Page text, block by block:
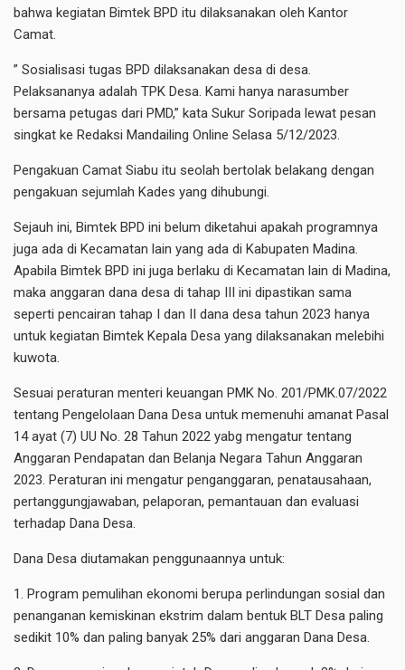
bahwa kegiatan Bimtek BPD itu dilaksanakan oleh Kantor
Camat.
” Sosialisasi tugas BPD dilaksanakan desa di desa.
Pelaksananya adalah TPK Desa. Kami hanya narasumber
bersama petugas dari PMD,” kata Sukur Soripada lewat pesan
singkat ke Redaksi Mandailing Online Selasa 5/12/2023.
Pengakuan Camat Siabu itu seolah bertolak belakang dengan
pengakuan sejumlah Kades yang dihubungi.
Sejauh ini, Bimtek BPD ini belum diketahui apakah programnya
juga ada di Kecamatan lain yang ada di Kabupaten Madina.
Apabila Bimtek BPD ini juga berlaku di Kecamatan lain di Madina,
maka anggaran dana desa di tahap III ini dipastikan sama
seperti pencairan tahap I dan II dana desa tahun 2023 hanya
untuk kegiatan Bimtek Kepala Desa yang dilaksanakan melebihi
kuwota.
Sesuai peraturan menteri keuangan PMK No. 201/PMK.07/2022
tentang Pengelolaan Dana Desa untuk memenuhi amanat Pasal
14 ayat (7) UU No. 28 Tahun 2022 yabg mengatur tentang
Anggaran Pendapatan dan Belanja Negara Tahun Anggaran
2023. Peraturan ini mengatur penganggaran, penatausahaan,
pertanggungjawaban, pelaporan, pemantauan dan evaluasi
terhadap Dana Desa.
Dana Desa diutamakan penggunaannya untuk:
1. Program pemulihan ekonomi berupa perlindungan sosial dan
penanganan kemiskinan ekstrim dalam bentuk BLT Desa paling
sedikit 10% dan paling banyak 25% dari anggaran Dana Desa.